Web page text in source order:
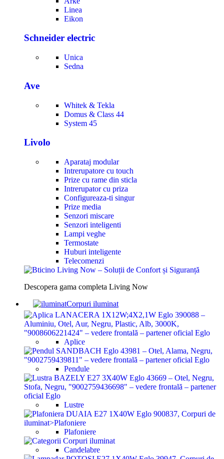
Linea
Eikon
Schneider electric
Unica
Sedna
Ave
Whitek & Tekla
Domus & Class 44
System 45
Livolo
Aparataj modular
Intrerupatore cu touch
Prize cu rame din sticla
Intrerupator cu priza
Configureaza-ti singur
Prize media
Senzori miscare
Senzori inteligenti
Lampi veghe
Termostate
Huburi inteligente
Telecomenzi
Descopera gama completa Living Now
Corpuri iluminat
Aplice
Pendule
Lustre
Plafoniere
Candelabre